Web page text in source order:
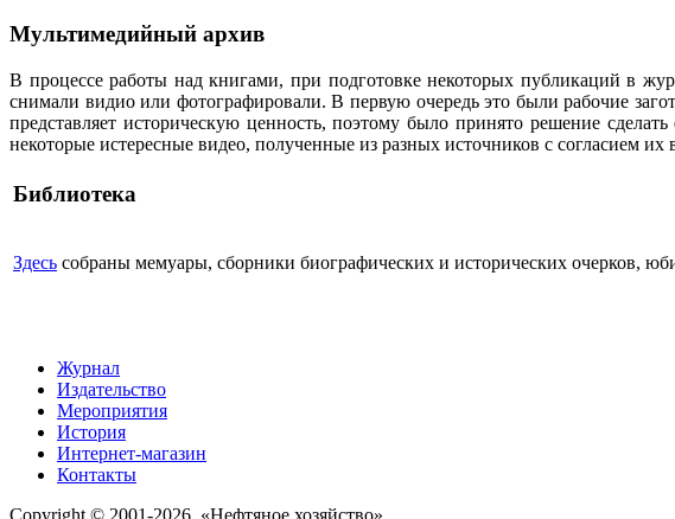
Мультимедийный архив
В процессе работы над книгами, при подготовке некоторых публикаций в
снимали видио или фотографировали. В первую очередь это были рабочие
представляет историческую ценность, поэтому было принято решение
некоторые истересные видео, полученные из разных источников с согласием
Библиотека
Здесь собраны мемуары, сборники биографических и исторических очерков,
Журнал
Издательство
Мероприятия
История
Интернет-магазин
Контакты